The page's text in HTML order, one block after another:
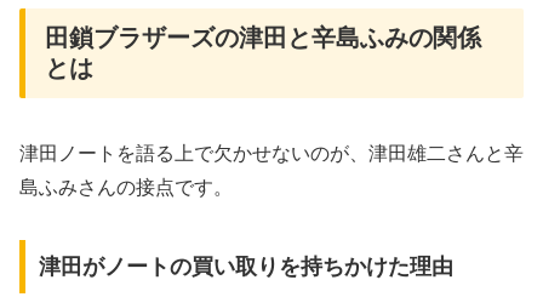
田鎖ブラザーズの津田と辛島ふみの関係
とは
津田ノートを語る上で欠かせないのが、津田雄二さんと辛
島ふみさんの接点です。
津田がノートの買い取りを持ちかけた理由